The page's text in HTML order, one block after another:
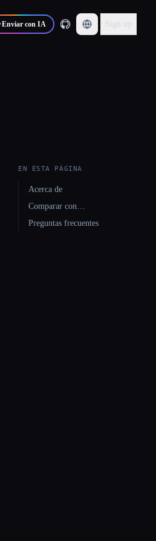
Enviar con IA Sign up
EN ESTA PÁGINA
Acerca de
Comparar con…
Preguntas frecuentes